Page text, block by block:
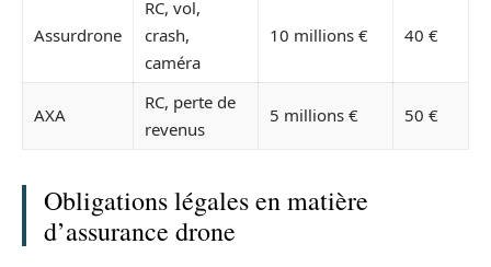
Assurdrone
RC, vol,
crash,
caméra
10 millions € 40 €
AXA
RC, perte de
revenus
5 millions € 50 €
Obligations légales en matière
d’assurance drone